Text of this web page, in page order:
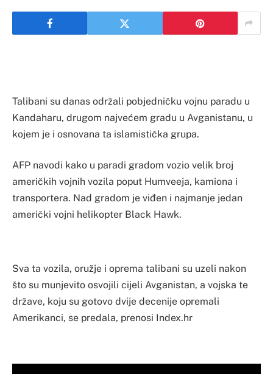
Talibani su danas održali pobjedničku vojnu paradu u
Kandaharu, drugom najvećem gradu u Avganistanu, u
kojem je i osnovana ta islamistička grupa.
AFP navodi kako u paradi gradom vozio velik broj
američkih vojnih vozila poput Humveeja, kamiona i
transportera. Nad gradom je viđen i najmanje jedan
američki vojni helikopter Black Hawk.
Sva ta vozila, oružje i oprema talibani su uzeli nakon
što su munjevito osvojili cijeli Avganistan, a vojska te
države, koju su gotovo dvije decenije opremali
Amerikanci, se predala, prenosi Index.hr